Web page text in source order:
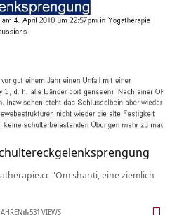
"Om shanti, eine ziemlich
531 VIEWS